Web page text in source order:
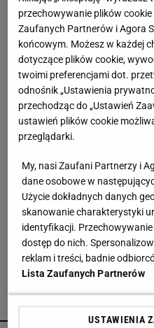
Lniane spodnie
hitem. Kosztują
Muszki
pomóc się ich
Wsyp do pralki
odzyskają
Domowy
pamiętać o
POLECAMY
przechowywanie plików
Zaufanych Partnerów i Agora
końcowym. Możesz w każdej
dotyczące plików cookie,
twoimi preferencjami dot.
odnośnik „Ustawienia
przechodząc do „Ustawień
ustawień plików cookie
przeglądarki.
My, nasi Zaufani Partnerzy i
dane osobowe w
Użycie dokładnych danych
skanowanie charakterystyki
identyfikacji.
dostęp do nich.
reklam i treści, badnie
Lista Zaufanych Partnerów
USTAWIENIA